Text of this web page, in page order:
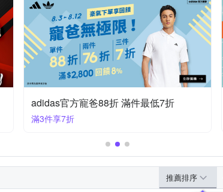
adidas官方寵爸88折 滿件最低7折
滿3件享7折
推薦排序